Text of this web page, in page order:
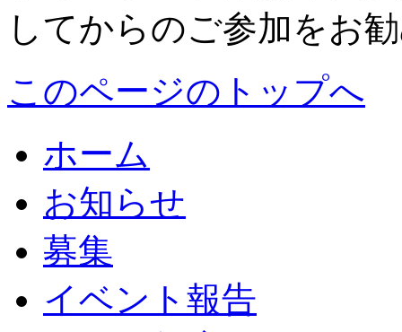
してからのご参加をお
このページのトップへ
ホーム
お知らせ
募集
イベント報告